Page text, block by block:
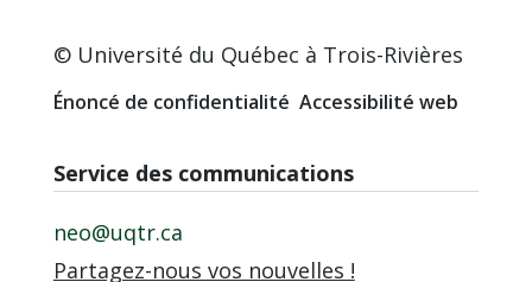
© Université du Québec à Trois-Rivières
Énoncé de confidentialité Accessibilité web
Service des communications
neo@uqtr.ca
Partagez-nous vos nouvelles !